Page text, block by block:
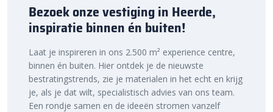
Bezoek onze vestiging in Heerde,
inspiratie binnen én buiten!
Laat je inspireren in ons 2.500 m² experience centre,
binnen én buiten. Hier ontdek je de nieuwste
bestratingstrends, zie je materialen in het echt en krijg
je, als je dat wilt, specialistisch advies van ons team.
Een rondje samen en de ideeën stromen vanzelf